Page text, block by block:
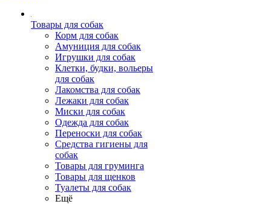
Товары для собак
Корм для собак
Амуниция для собак
Игрушки для собак
Клетки, будки, вольеры
для собак
Лакомства для собак
Лежаки для собак
Миски для собак
Одежда для собак
Переноски для собак
Средства гигиены для
собак
Товары для груминга
Товары для щенков
Туалеты для собак
Ещё